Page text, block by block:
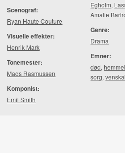
Scenograf:
Ryan Haute Couture
Visuelle effekter:
Henrik Mark
Tonemester:
Mads Rasmussen
Komponist:
Emil Smith
Egholm,
Amalie
Genre:
Drama
Emner:
død,
sorg,